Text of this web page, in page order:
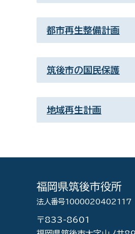
都市再生整備計画
筑後市の国民保護
地域再生計画
福岡県筑後市役所
法人番号1000020402117
〒833-8601